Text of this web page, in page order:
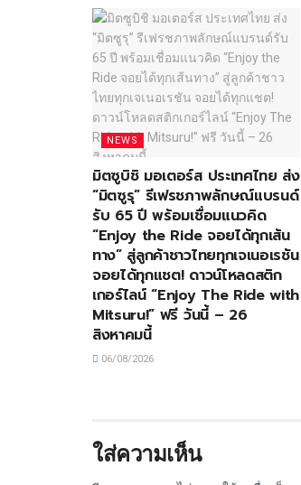
NEWS
มิตซูบิชิ มอเตอร์ส ประเทศไทย ส่ง
“มิตซูรุ” รีเฟรชภาพลักษณ์แบรนด์
รับ 65 ปี พร้อมเชื่อมแนวคิด
“Enjoy the Ride จอยได้ทุกเส้น
ทาง” สู่ลูกค้าชาวไทยทุกเจเนอเรชัน
จอยได้ทุกแชต! ดาวน์โหลดสติก
เกอร์ไลน์ “Enjoy The Ride with
Mitsuru!” ฟรี วันนี้ – 26
สิงหาคมนี้
06/08/2026
ใส่ความเห็น